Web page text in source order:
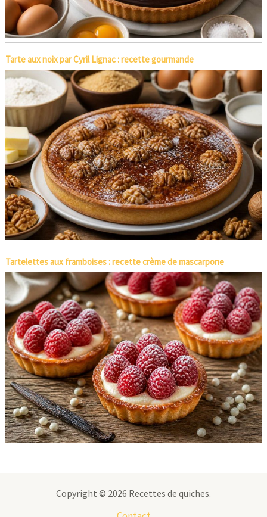
Tarte aux noix par Cyril Lignac : recette gourmande
Tartelettes aux framboises : recette crème de mascarpone
Copyright © 2026 Recettes de quiches.